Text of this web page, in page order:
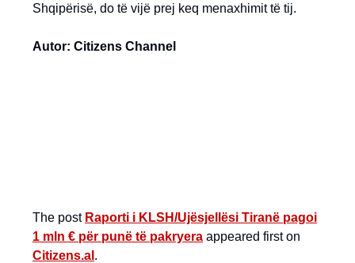
Shqipërisë, do të vijë prej keq menaxhimit të tij.
Autor: Citizens Channel
The post Raporti i KLSH/Ujësjellësi Tiranë pagoi
1 mln € për punë të pakryera appeared first on
Citizens.al .